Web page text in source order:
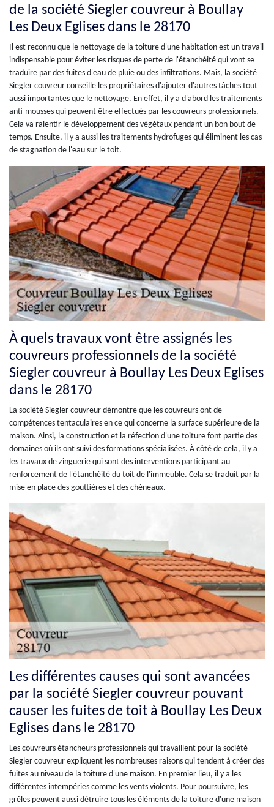
de la société Siegler couvreur à Boullay
Les Deux Eglises dans le 28170
Il est reconnu que le nettoyage de la toiture d'une habitation est un travail
indispensable pour éviter les risques de perte de l'étanchéité qui vont se
traduire par des fuites d'eau de pluie ou des infiltrations. Mais, la société
Siegler couvreur conseille les propriétaires d'ajouter d'autres tâches tout
aussi importantes que le nettoyage. En effet, il y a d'abord les traitements
anti-mousses qui peuvent être effectués par les couvreurs professionnels.
Cela va ralentir le développement des végétaux pendant un bon bout de
temps. Ensuite, il y a aussi les traitements hydrofuges qui éliminent les cas
de stagnation de l'eau sur le toit.
À quels travaux vont être assignés les
couvreurs professionnels de la société
Siegler couvreur à Boullay Les Deux Eglises
dans le 28170
La société Siegler couvreur démontre que les couvreurs ont de
compétences tentaculaires en ce qui concerne la surface supérieure de la
maison. Ainsi, la construction et la réfection d'une toiture font partie des
domaines où ils ont suivi des formations spécialisées. À côté de cela, il y a
les travaux de zinguerie qui sont des interventions participant au
renforcement de l'étanchéité du toit de l'immeuble. Cela se traduit par la
mise en place des gouttières et des chéneaux.
Les différentes causes qui sont avancées
par la société Siegler couvreur pouvant
causer les fuites de toit à Boullay Les Deux
Eglises dans le 28170
Les couvreurs étancheurs professionnels qui travaillent pour la société
Siegler couvreur expliquent les nombreuses raisons qui tendent à créer des
fuites au niveau de la toiture d'une maison. En premier lieu, il y a les
différentes intempéries comme les vents violents. Pour poursuivre, les
grêles peuvent aussi détruire tous les éléments de la toiture d'une maison